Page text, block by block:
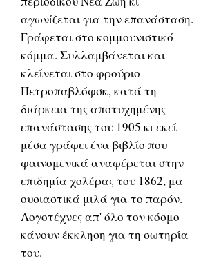
αγωνίζεται για την επανάσταση.
Γράφεται στο κομμουνιστικό
κόμμα. Συλλαμβάνεται και
κλείνεται στο φρούριο
Πετροπαβλόφσκ, κατά τη
διάρκεια της αποτυχημένης
επανάστασης του 1905 κι εκεί
μέσα γράφει ένα βιβλίο που
φαινομενικά αναφέρεται στην
επιδημία χολέρας του 1862, μα
ουσιαστικά μιλά για το παρόν.
Λογοτέχνες απ' όλο τον κόσμο
κάνουν έκκληση για τη σωτηρία
του.